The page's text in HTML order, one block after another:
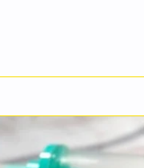
主役は自分──知っ